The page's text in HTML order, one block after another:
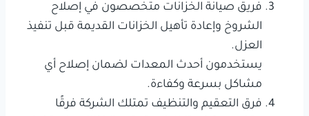
فريق صيانة الخزانات متخصصون في إصلاح
الشروخ وإعادة تأهيل الخزانات القديمة قبل تنفيذ
العزل.
يستخدمون أحدث المعدات لضمان إصلاح أي
مشاكل بسرعة وكفاءة.
فرق التعقيم والتنظيف تمتلك الشركة فرقًا